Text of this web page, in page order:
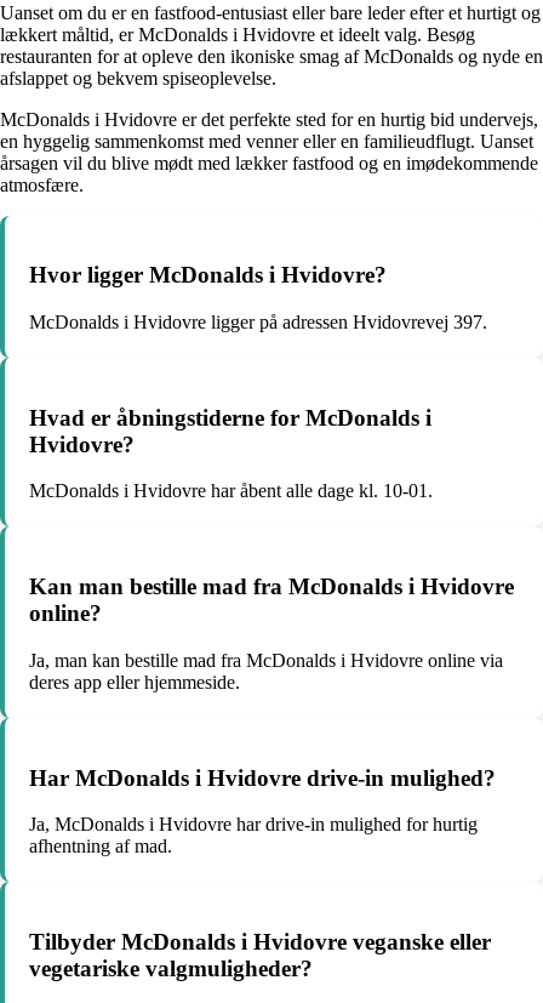
Uanset om du er en fastfood-entusiast eller bare leder efter et hurtigt og
lækkert måltid, er McDonalds i Hvidovre et ideelt valg. Besøg
restauranten for at opleve den ikoniske smag af McDonalds og nyde en
afslappet og bekvem spiseoplevelse.
McDonalds i Hvidovre er det perfekte sted for en hurtig bid undervejs,
en hyggelig sammenkomst med venner eller en familieudflugt. Uanset
årsagen vil du blive mødt med lækker fastfood og en imødekommende
atmosfære.
Hvor ligger McDonalds i Hvidovre?
McDonalds i Hvidovre ligger på adressen Hvidovrevej 397.
Hvad er åbningstiderne for McDonalds i
Hvidovre?
McDonalds i Hvidovre har åbent alle dage kl. 10-01.
Kan man bestille mad fra McDonalds i Hvidovre
online?
Ja, man kan bestille mad fra McDonalds i Hvidovre online via
deres app eller hjemmeside.
Har McDonalds i Hvidovre drive-in mulighed?
Ja, McDonalds i Hvidovre har drive-in mulighed for hurtig
afhentning af mad.
Tilbyder McDonalds i Hvidovre veganske eller
vegetariske valgmuligheder?